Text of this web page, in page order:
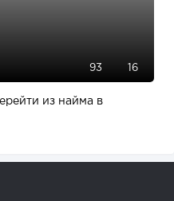
93 16
из найма в